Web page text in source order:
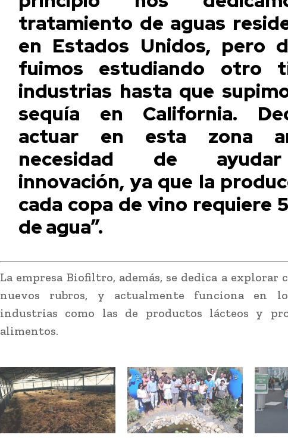
tratamiento de aguas
en Estados Unidos, pero
fuimos estudiando otro
industrias hasta que
sequía en California.
actuar en esta zona
necesidad de
innovación, ya que la
cada copa de vino requiere
de agua”.
La empresa Biofiltro, además, se dedica a explorar
nuevos rubros, y actualmente funciona en
industrias como las de productos lácteos y
alimentos.